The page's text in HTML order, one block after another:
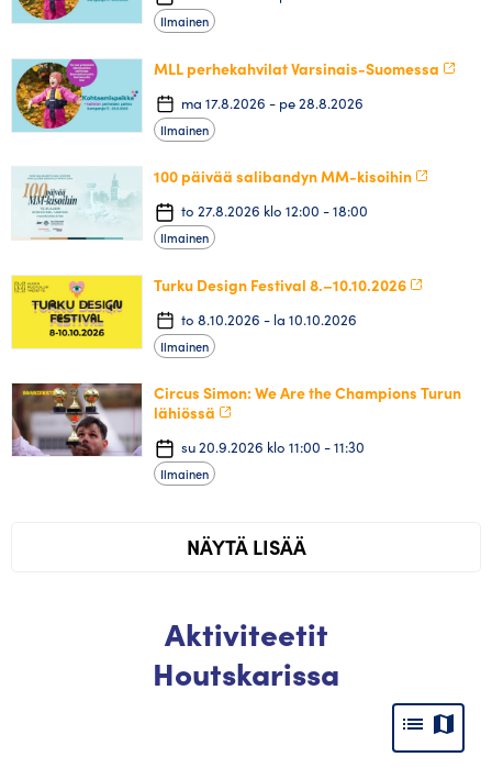
Ilmainen
MLL perhekahvilat Varsinais-Suomessa
ma 17.8.2026 - pe 28.8.2026
Ilmainen
100 päivää salibandyn MM-kisoihin
to 27.8.2026 klo 12:00 - 18:00
Ilmainen
Turku Design Festival 8.–10.10.2026
to 8.10.2026 - la 10.10.2026
Ilmainen
Circus Simon: We Are the Champions Turun
lähiössä
su 20.9.2026 klo 11:00 - 11:30
Ilmainen
NÄYTÄ LISÄÄ
Aktiviteetit
Houtskarissa
list map